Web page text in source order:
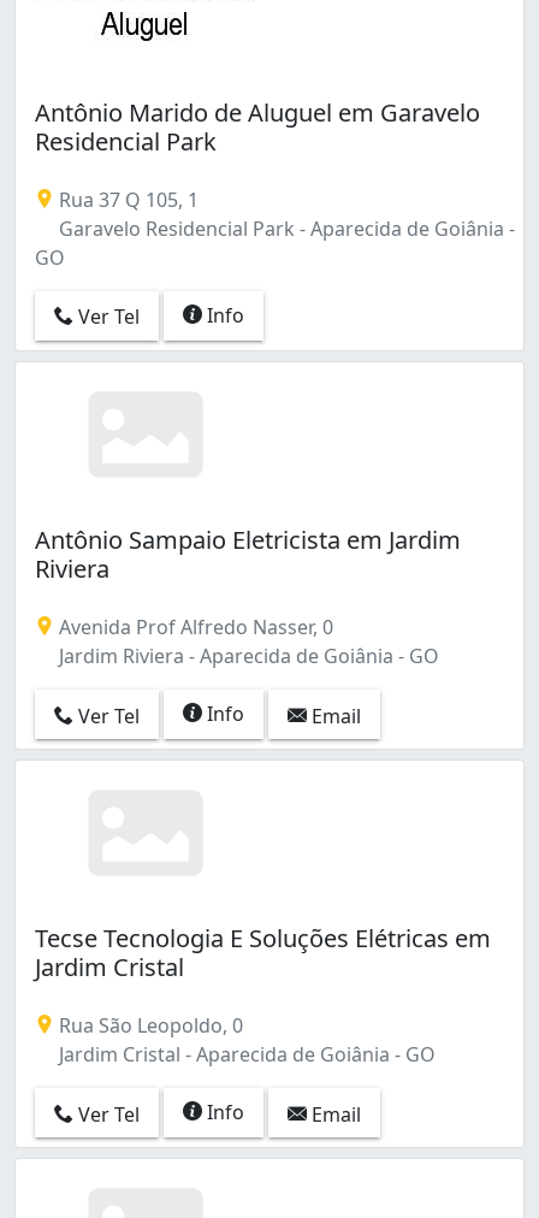
Antônio Marido de Aluguel em Garavelo
Residencial Park
Rua 37 Q 105, 1
Garavelo Residencial Park - Aparecida de Goiânia -
GO
Ver Tel Info
Antônio Sampaio Eletricista em Jardim
Riviera
Avenida Prof Alfredo Nasser, 0
Jardim Riviera - Aparecida de Goiânia - GO
Ver Tel Info Email
Tecse Tecnologia E Soluções Elétricas em
Jardim Cristal
Rua São Leopoldo, 0
Jardim Cristal - Aparecida de Goiânia - GO
Ver Tel Info Email